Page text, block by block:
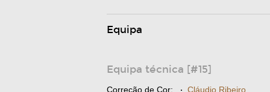
Equipa
Equipa técnica [#15]
Correção de Cor: · Cláudio Ribeiro